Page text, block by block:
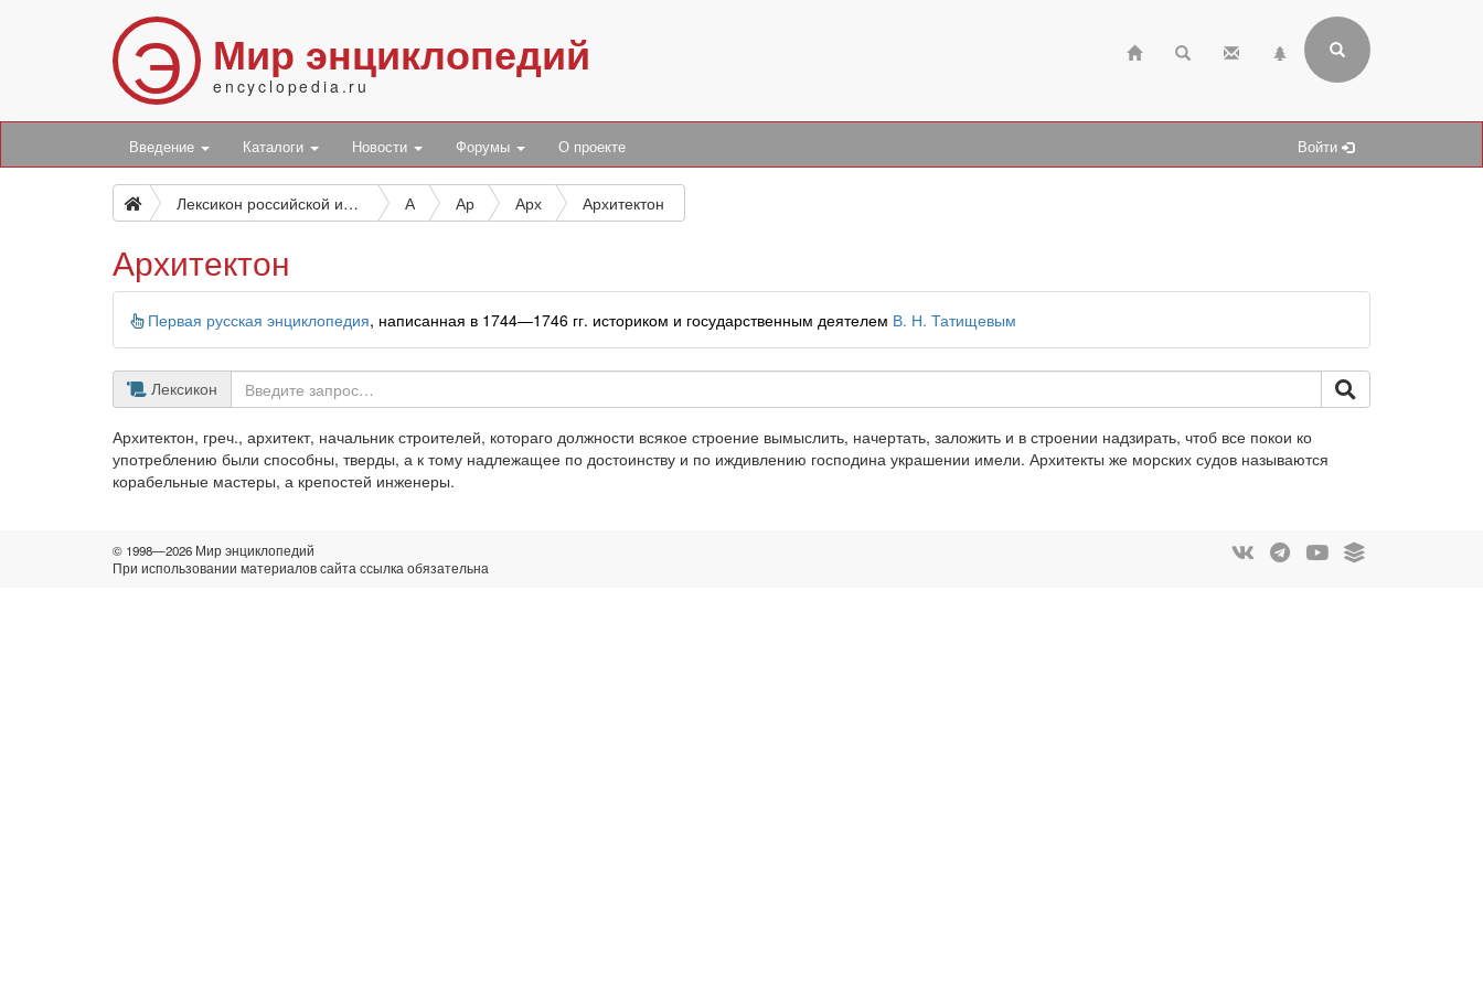
Э Мир энциклопедий
encyclopedia.ru
Введение Каталоги Новости Форумы О проекте Войти
Лексикон российской исторической, географической, политической и гражданской А Ар Арх Архитектон
Архитектон
Информация
Первая русская энциклопедия, написанная в 1744—1746 гг. историком и государственным деятелем В. Н. Татищевым
Лексикон
Архитектон, греч., архитект, начальник строителей, котораго должности всякое строение вымыслить, начертать, заложить и в строении надзирать, чтоб все покои ко
употреблению были способны, тверды, а к тому надлежащее по достоинству и по иждивлению господина украшении имели. Архитекты же морских судов называются
корабельные мастеры, а крепостей инженеры.
© 1998—2026 Мир энциклопедий
При использовании материалов сайта ссылка обязательна